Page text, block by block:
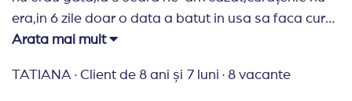
era,in 6 zile doar o data a batut in usa sa faca curat
Acelasi meniu zilnic, cu directionare la orhideya,al
Incepind cu 6 seara la bazin nu se da voie,muzica
Arata mai mult
TATIANA · Client de 8 ani și 7 luni · 8 vacante